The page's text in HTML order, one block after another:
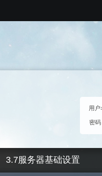
用户
密码
3.7服务器基础设置